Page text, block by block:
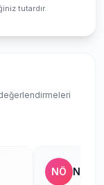
tutardır.
NÖ Nazlı